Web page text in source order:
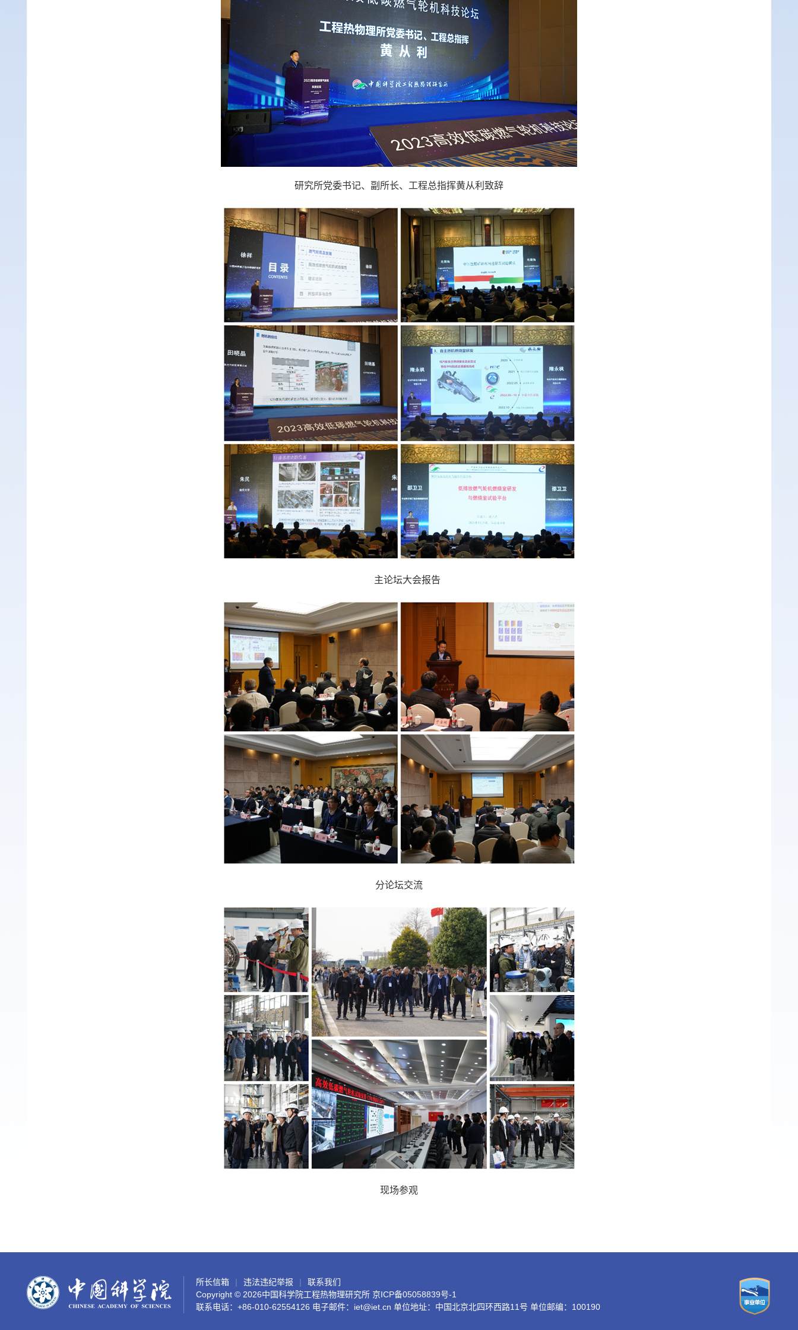
研究所党委书记、副所长、工程总指挥黄从利致辞
主论坛大会报告
分论坛交流
现场参观
所长信箱 违法违纪举报
联系我们
Copyright © 2026中国科学院工程热物理研究所 京ICP备05058839号-1
联系电话：+86-010-62554126 电子邮件：iet@iet.cn 单位地址：中国北京北四环西路11号 单位邮编：100190